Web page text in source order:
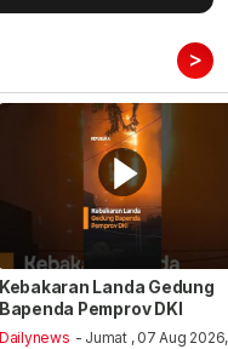
>
Kebakaran Landa Gedung
Bapenda Pemprov DKI
Dailynews - Jumat , 07 Aug 2026,